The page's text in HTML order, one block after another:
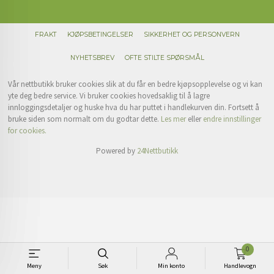
Meny Søk Min konto Handlevogn
0
FRAKT KJØPSBETINGELSER SIKKERHET OG PERSONVERN
NYHETSBREV OFTE STILTE SPØRSMÅL
Vår nettbutikk bruker cookies slik at du får en bedre kjøpsopplevelse og vi kan
yte deg bedre service. Vi bruker cookies hovedsaklig til å lagre
innloggingsdetaljer og huske hva du har puttet i handlekurven din. Fortsett å
bruke siden som normalt om du godtar dette. Les merellerendre innstillinger
for cookies.
Powered by 24Nettbutikk